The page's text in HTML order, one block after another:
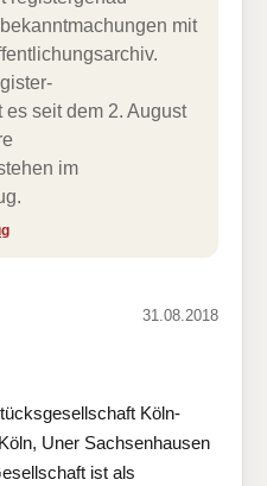
mit
seit dem 2. August
im
31.08.2018
Köln-
Uner Sachsenhausen
ist als